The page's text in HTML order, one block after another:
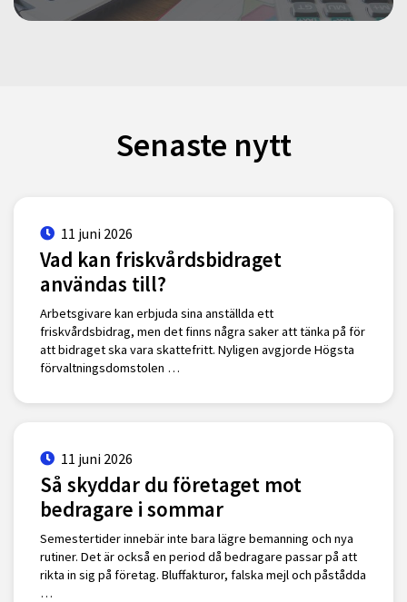
Senaste nytt
11 juni 2026
Vad kan friskvårdsbidraget
användas till?
Arbetsgivare kan erbjuda sina anställda ett
friskvårdsbidrag, men det finns några saker att tänka på för
att bidraget ska vara skattefritt. Nyligen avgjorde Högsta
förvaltningsdomstolen …
11 juni 2026
Så skyddar du företaget mot
bedragare i sommar
Semestertider innebär inte bara lägre bemanning och nya
rutiner. Det är också en period då bedragare passar på att
rikta in sig på företag. Bluffakturor, falska mejl och påstådda
…